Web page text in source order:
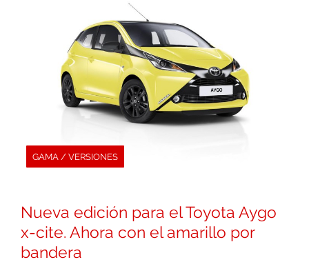
GAMA / VERSIONES
Nueva edición para el Toyota Aygo
x-cite. Ahora con el amarillo por
bandera